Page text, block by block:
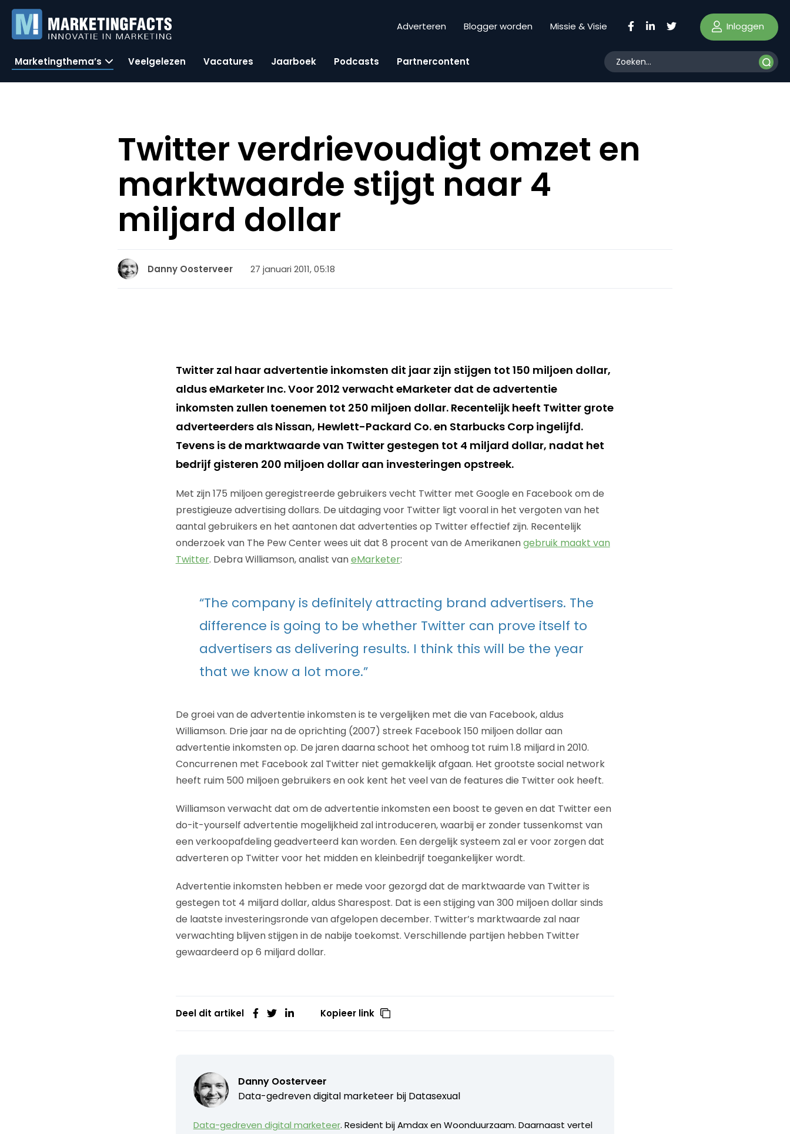
Adverteren Blogger worden Missie & Visie Inloggen
Marketingthema’s Veelgelezen Vacatures Jaarboek Podcasts Partnercontent
Twitter verdrievoudigt omzet en
marktwaarde stijgt naar 4
miljard dollar
Danny Oosterveer 27 januari 2011, 05:18
Twitter zal haar advertentie inkomsten dit jaar zijn stijgen tot 150 miljoen dollar,
aldus eMarketer Inc. Voor 2012 verwacht eMarketer dat de advertentie
inkomsten zullen toenemen tot 250 miljoen dollar. Recentelijk heeft Twitter grote
adverteerders als Nissan, Hewlett-Packard Co. en Starbucks Corp ingelijfd.
Tevens is de marktwaarde van Twitter gestegen tot 4 miljard dollar, nadat het
bedrijf gisteren 200 miljoen dollar aan investeringen opstreek.
Met zijn 175 miljoen geregistreerde gebruikers vecht Twitter met Google en Facebook om de
prestigieuze advertising dollars. De uitdaging voor Twitter ligt vooral in het vergoten van het
aantal gebruikers en het aantonen dat advertenties op Twitter effectief zijn. Recentelijk
onderzoek van The Pew Center wees uit dat 8 procent van de Amerikanengebruik maakt van
Twitter. Debra Williamson, analist vaneMarketer:
“The company is definitely attracting brand advertisers. The
difference is going to be whether Twitter can prove itself to
advertisers as delivering results. I think this will be the year
that we know a lot more.”
De groei van de advertentie inkomsten is te vergelijken met die van Facebook, aldus
Williamson. Drie jaar na de oprichting (2007) streek Facebook 150 miljoen dollar aan
advertentie inkomsten op. De jaren daarna schoot het omhoog tot ruim 1.8 miljard in 2010.
Concurrenen met Facebook zal Twitter niet gemakkelijk afgaan. Het grootste social network
heeft ruim 500 miljoen gebruikers en ook kent het veel van de features die Twitter ook heeft.
Williamson verwacht dat om de advertentie inkomsten een boost te geven en dat Twitter een
do-it-yourself advertentie mogelijkheid zal introduceren, waarbij er zonder tussenkomst van
een verkoopafdeling geadverteerd kan worden. Een dergelijk systeem zal er voor zorgen dat
adverteren op Twitter voor het midden en kleinbedrijf toegankelijker wordt.
Advertentie inkomsten hebben er mede voor gezorgd dat de marktwaarde van Twitter is
gestegen tot 4 miljard dollar, aldus Sharespost. Dat is een stijging van 300 miljoen dollar sinds
de laatste investeringsronde van afgelopen december. Twitter’s marktwaarde zal naar
verwachting blijven stijgen in de nabije toekomst. Verschillende partijen hebben Twitter
gewaardeerd op 6 miljard dollar.
Deel dit artikel Kopieer link
Danny Oosterveer
Data-gedreven digital marketeer bij Datasexual
Data-gedreven digital marketeer. Resident bij Amdax en Woonduurzaam. Daarnaast vertel